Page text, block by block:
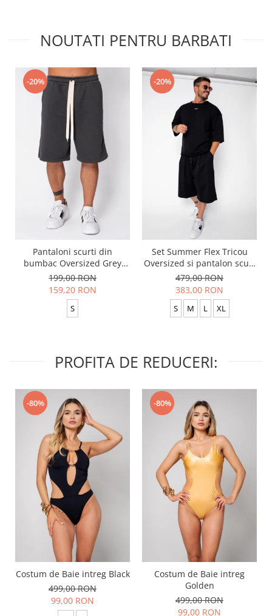
NOUTATI PENTRU BARBATI
-20%
Pantaloni scurti din
bumbac Oversized Grey
Anthracite
199,00 RON
159,20 RON
S
-20%
Set Summer Flex Tricou
Oversized si pantalon scurt
Baggy Black
479,00 RON
383,00 RON
S M L XL
PROFITA DE REDUCERI:
-80%
Costum de Baie intreg Black
499,00 RON
99,00 RON
-80%
Costum de Baie intreg
Golden
499,00 RON
99,00 RON